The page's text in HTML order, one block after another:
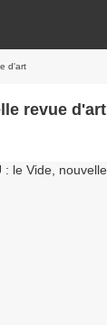
d'art
revue d'art